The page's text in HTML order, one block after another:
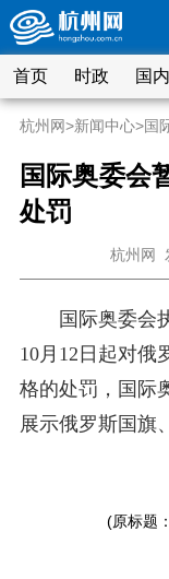
首页 时政 国内
杭州网>新闻中心>国
国际奥委会
处罚
杭州网
国际奥委会
10月12日起对俄
格的处罚，国际
展示俄罗斯国旗
(原标题